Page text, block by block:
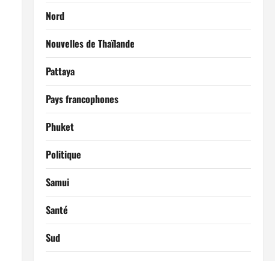
Nord
Nouvelles de Thaïlande
Pattaya
Pays francophones
Phuket
Politique
Samui
Santé
Sud